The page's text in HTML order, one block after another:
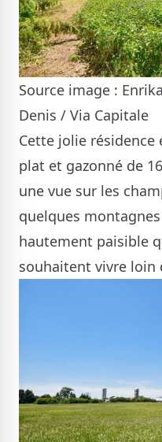
Source image :
Denis / Via Capitale
Cette jolie
plat et gazonné de
une vue sur les
quelques
hautement paisible
souhaitent vivre loin